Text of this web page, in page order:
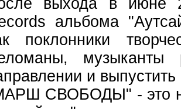
выхода в июне
альбома
поклонники
и
СВОБОДЫ" - это